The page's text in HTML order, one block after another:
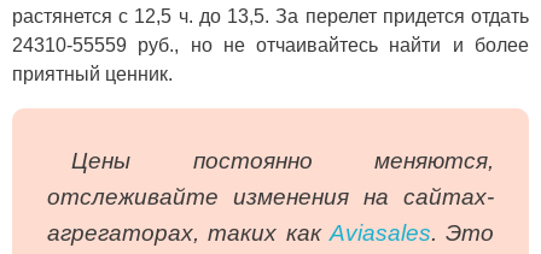
растянется с 12,5 ч. до 13,5. За перелет придется отдать
24310-55559 руб., но не отчаивайтесь найти и более
приятный ценник.
Цены постоянно меняются,
отслеживайте изменения на сайтах-
агрегаторах, таких как Aviasales. Это